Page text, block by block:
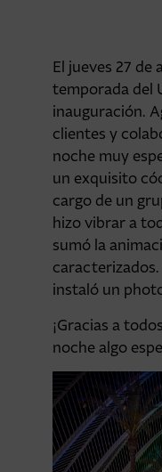
El jueves 27 de
temporada del
inauguración.
clientes y
noche muy
un exquisito
cargo de un
hizo vibrar a
sumó la
instaló un
¡Gracias a
noche algo